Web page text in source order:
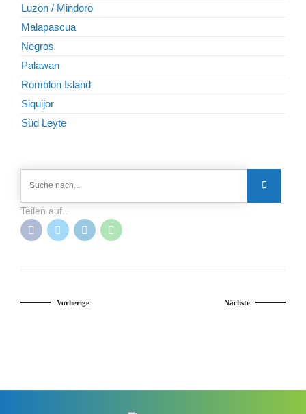
Luzon / Mindoro
Malapascua
Negros
Palawan
Romblon Island
Siquijor
Süd Leyte
Teilen auf..
Vorherige Nächste